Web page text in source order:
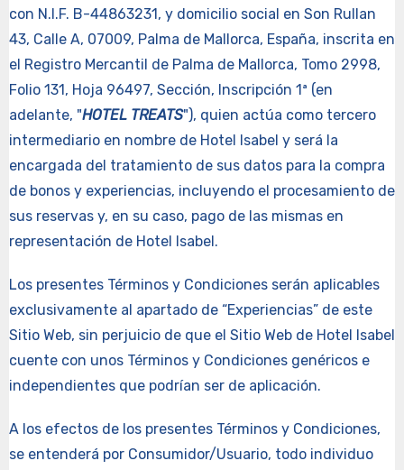
con N.I.F. B-44863231, y domicilio social en Son Rullan
43, Calle A, 07009, Palma de Mallorca, España, inscrita en
el Registro Mercantil de Palma de Mallorca, Tomo 2998,
Folio 131, Hoja 96497, Sección, Inscripción 1ª (en
adelante, "HOTEL TREATS"), quien actúa como tercero
intermediario en nombre de Hotel Isabel y será la
encargada del tratamiento de sus datos para la compra
de bonos y experiencias, incluyendo el procesamiento de
sus reservas y, en su caso, pago de las mismas en
representación de Hotel Isabel.
Los presentes Términos y Condiciones serán aplicables
exclusivamente al apartado de “Experiencias” de este
Sitio Web, sin perjuicio de que el Sitio Web de Hotel Isabel
cuente con unos Términos y Condiciones genéricos e
independientes que podrían ser de aplicación.
A los efectos de los presentes Términos y Condiciones,
se entenderá por Consumidor/Usuario, todo individuo